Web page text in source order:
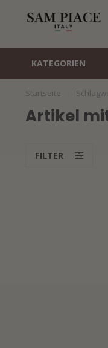
KATEGORIEN
Travelstof specialist
Startseite
Artikel
FILTER